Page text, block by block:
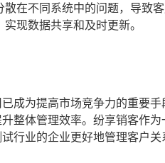
在不同系统中的问题，导致
现数据共享和及时更新。
成为提高市场竞争力的重要
整体管理效率。纷享销客作
行业的企业更好地管理客户关